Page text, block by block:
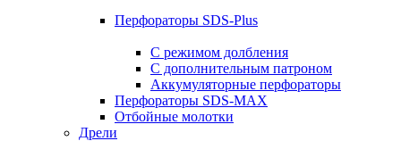
Перфораторы SDS-Plus
С режимом долбления
С дополнительным патроном
Аккумуляторные перфораторы
Перфораторы SDS-MAX
Отбойные молотки
Дрели